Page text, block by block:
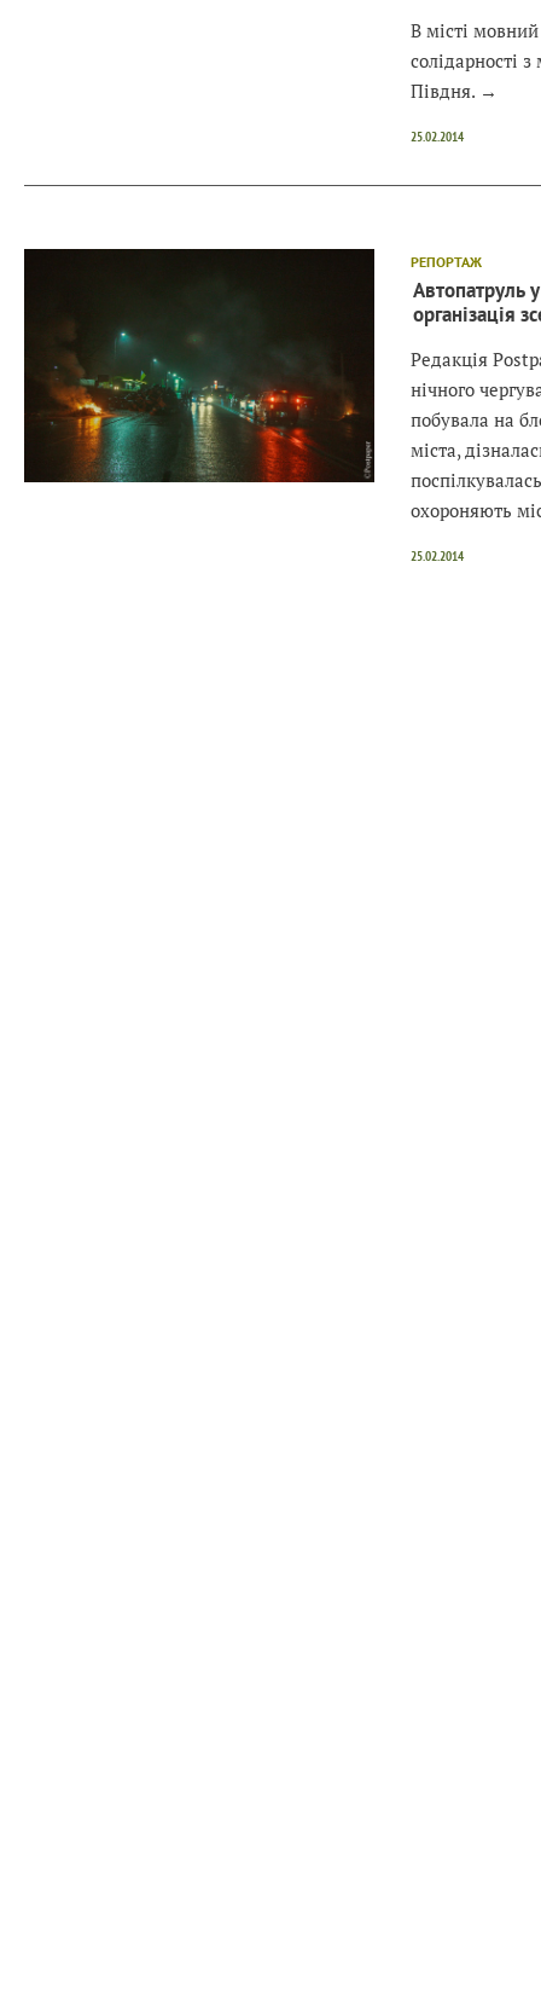
В місті
солідарності
Півдня. →
25.02.2014
РЕПОРТАЖ
Автопатруль
організація
Редакція
нічного
побувала на
міста,
охороняють
25.02.2014